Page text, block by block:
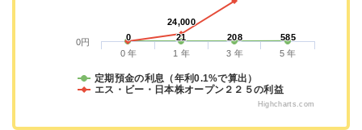
0
0 21
21 208
208 585
585
24,000
24,000
定期預金の利息（年利0.1%で算出）
エス・ビー・日本株オープン２２５の利益
0 年 1 年 3 年 5 年
0円
Highcharts.com